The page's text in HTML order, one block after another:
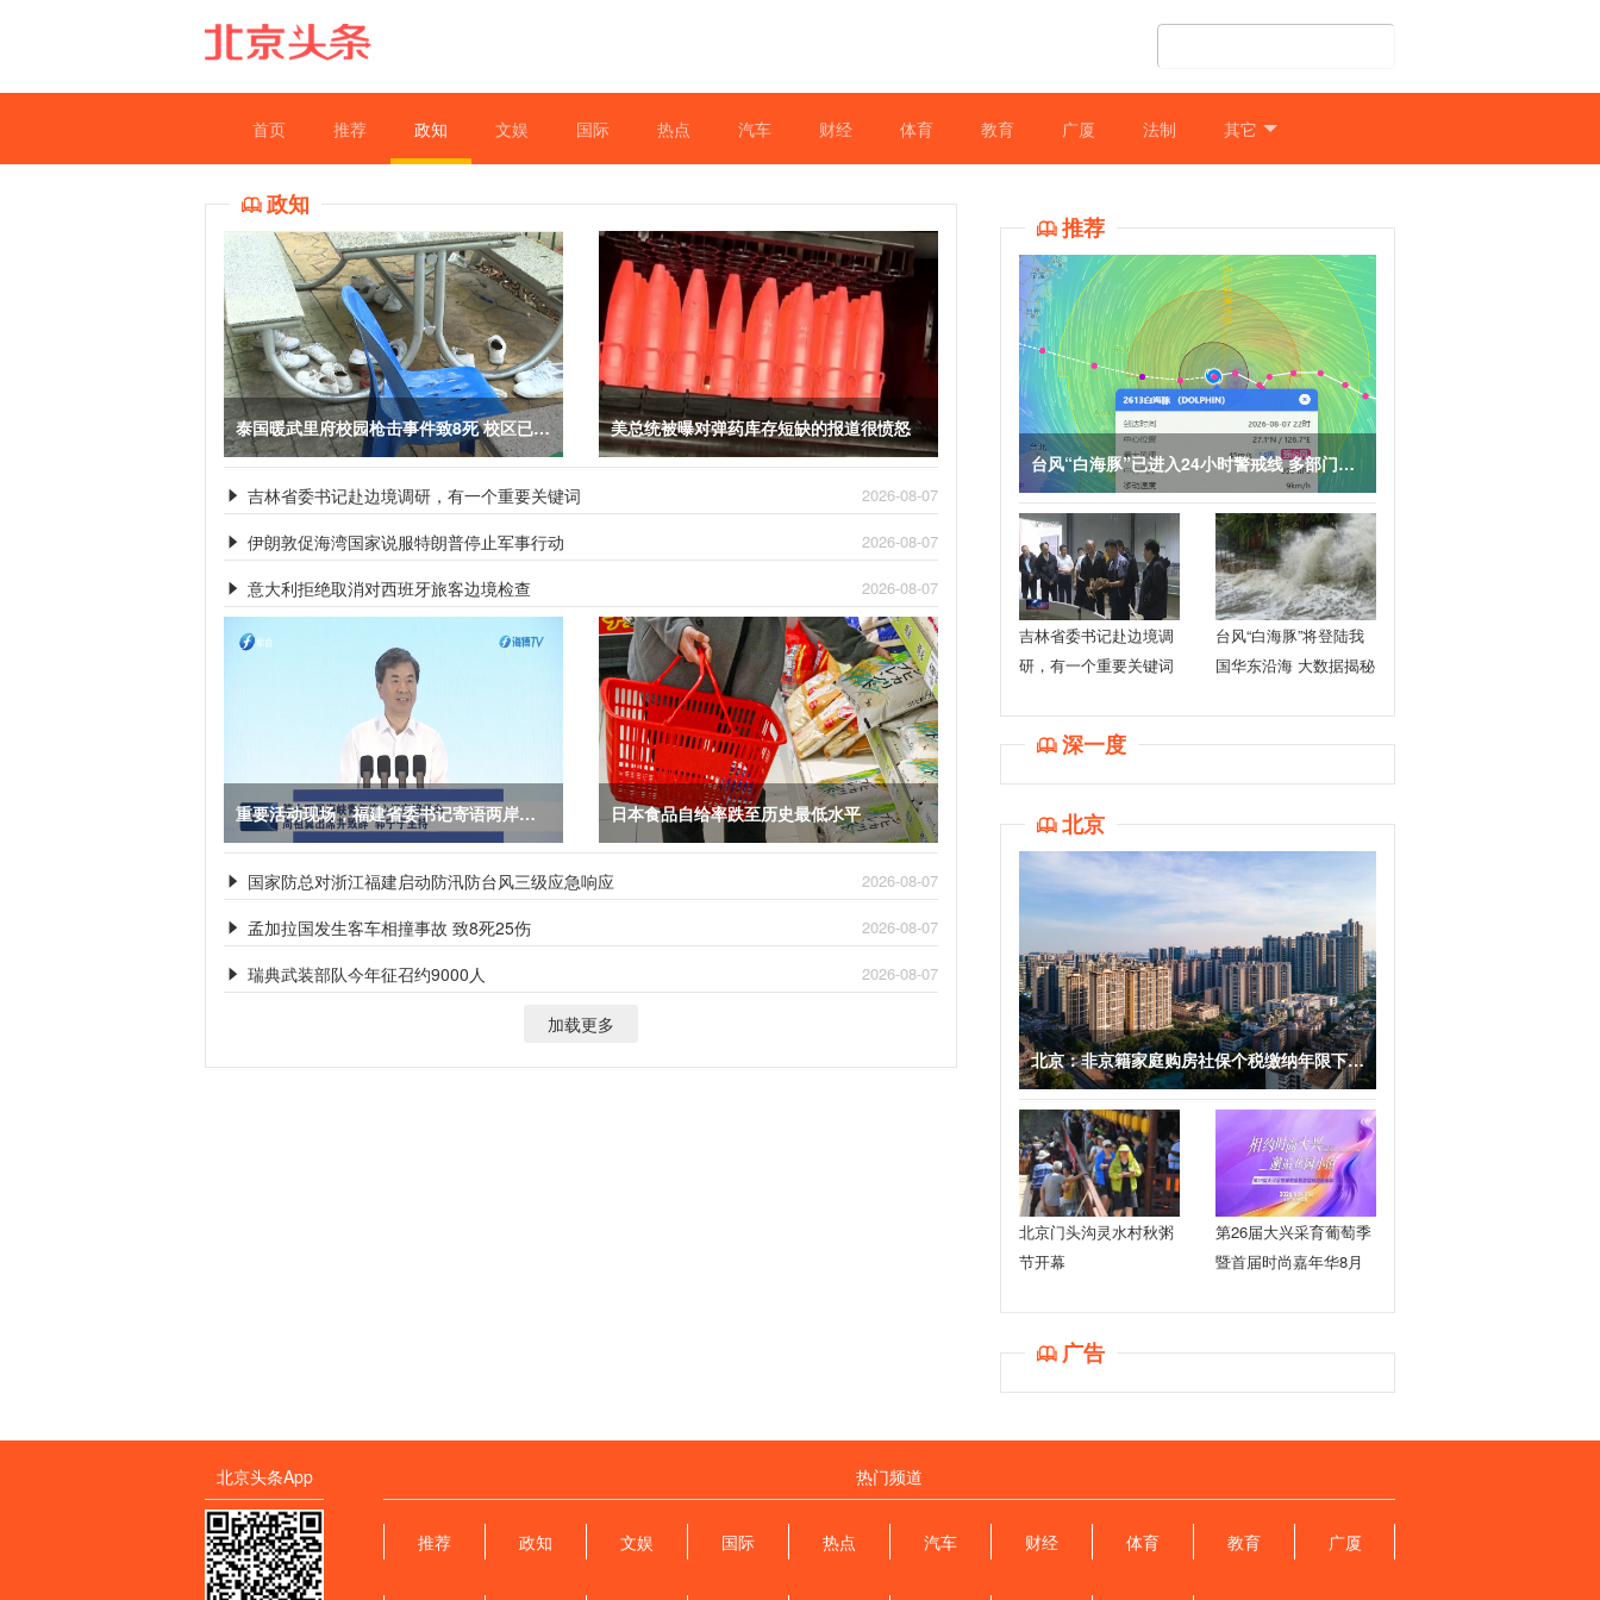
首页 推荐 政知 文娱 国际 热点 汽车 财经 体育 教育 广厦 法制 其它
政知
泰国暖武里府校园枪击事件致8死 校区已暂时关闭 美总统被曝对弹药库存短缺的报道很愤怒
 吉林省委书记赴边境调研，有一个重要关键词 2026-08-07
 伊朗敦促海湾国家说服特朗普停止军事行动 2026-08-07
 意大利拒绝取消对西班牙旅客边境检查 2026-08-07
重要活动现场，福建省委书记寄语两岸青年 日本食品自给率跌至历史最低水平
 国家防总对浙江福建启动防汛防台风三级应急响应 2026-08-07
 孟加拉国发生客车相撞事故 致8死25伤 2026-08-07
 瑞典武装部队今年征召约9000人 2026-08-07
加载更多
推荐
台风“白海豚”已进入24小时警戒线 多部门启动应急响应
吉林省委书记赴边境调
研，有一个重要关键词
台风“白海豚”将登陆我
国华东沿海 大数据揭秘
深一度
北京
北京：非京籍家庭购房社保个税缴纳年限下调为一年
北京门头沟灵水村秋粥
节开幕
第26届大兴采育葡萄季
暨首届时尚嘉年华8月
广告
北京头条App 热门频道
推荐 政知 文娱 国际 热点 汽车 财经 体育 教育 广厦